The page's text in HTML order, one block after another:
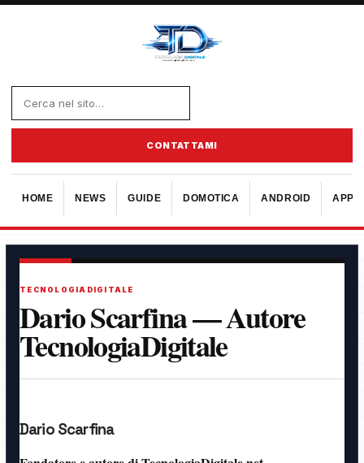
CONTATTAMI
HOME NEWS GUIDE DOMOTICA ANDROID
TECNOLOGIADIGITALE
Dario Scarfina — Autore
TecnologiaDigitale
Dario Scarfina